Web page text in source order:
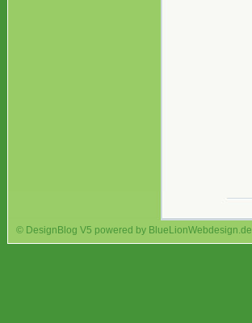
© DesignBlog V5 powered by BlueLionWebdesign.de